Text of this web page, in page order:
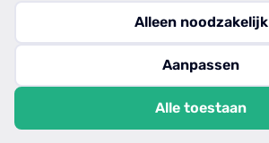
Copyright © 2026
privacy- en cookiebeleid
Alleen noodzakelijk
Aanpassen
Alle toestaan